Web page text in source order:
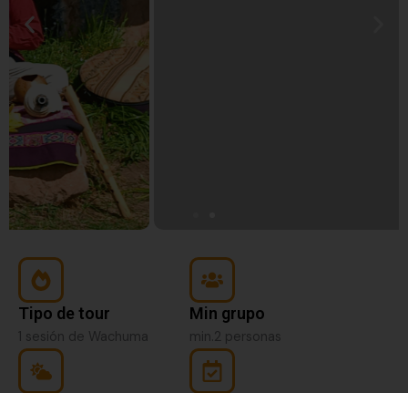
Tipo de tour
1 sesión de Wachuma
Min grupo
min.2 personas